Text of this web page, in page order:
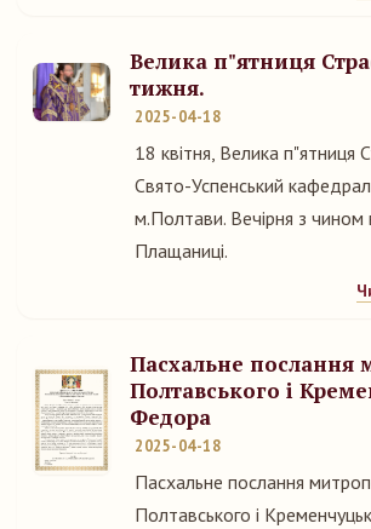
Велика п"ятниця
тижня.
2025-04-18
18 квітня, Велика п"ятниця
Свято-Успенський
м.Полтави. Вечірня з чином
Плащаниці.
Пасхальне послання
Полтавського і
Федора
2025-04-18
Пасхальне послання
Полтавського і